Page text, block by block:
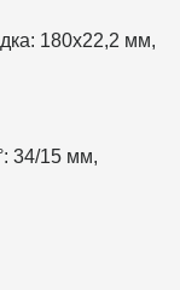
180х22,2 мм,
34/15 мм,